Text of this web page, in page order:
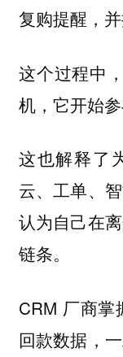
复购提醒，
这个过程中，
机，它开始
这也解释了
云、工单、
认为自己在
链条。
CRM 厂商
回款数据，